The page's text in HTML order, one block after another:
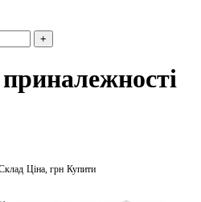
Ціна, грн Купити